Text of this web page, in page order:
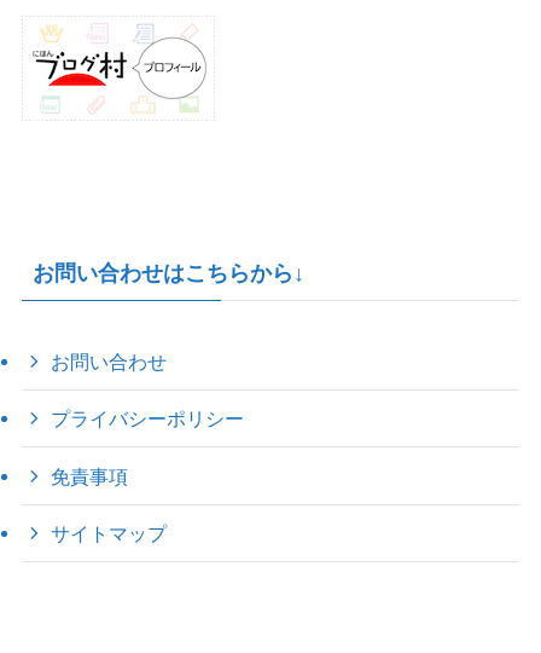
お問い合わせはこちらから↓
お問い合わせ
プライバシーポリシー
免責事項
サイトマップ